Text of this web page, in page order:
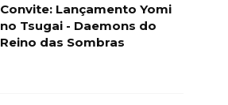
Convite: Lançamento Yomi
no Tsugai - Daemons do
Reino das Sombras